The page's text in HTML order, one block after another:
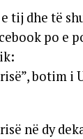
tij dhe të
po e
botim i
në dy